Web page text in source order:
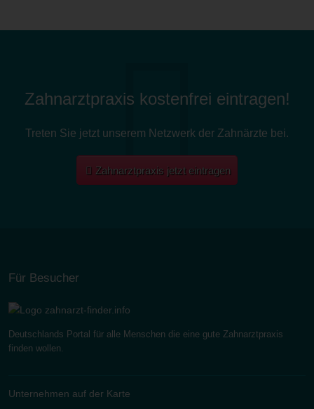
Zahnarztpraxis kostenfrei eintragen!
Treten Sie jetzt unserem Netzwerk der Zahnärzte bei.
Zahnarztpraxis jetzt eintragen
Für Besucher
Deutschlands Portal für alle Menschen die eine gute Zahnarztpraxis
finden wollen.
Unternehmen auf der Karte